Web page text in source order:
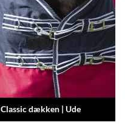
Classic dækken | Ude